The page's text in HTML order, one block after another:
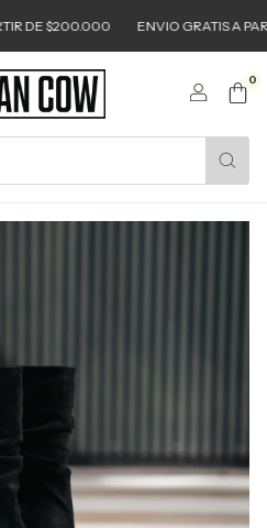
DE $200.000 ENVIO GRATIS A
0